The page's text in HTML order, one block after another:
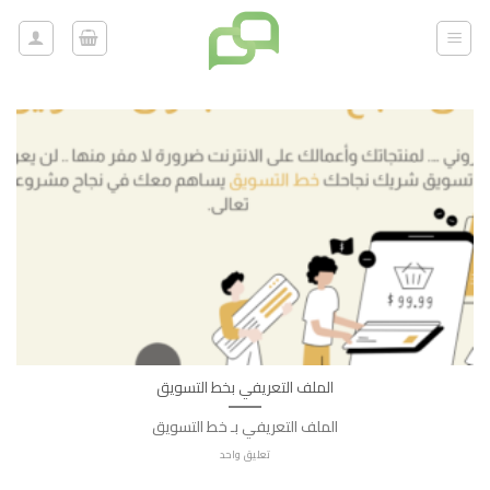
تخطي
للمحتوى
الملف التعريفي بخط التسويق
الملف التعريفي بـ خط التسويق
تعليق واحد